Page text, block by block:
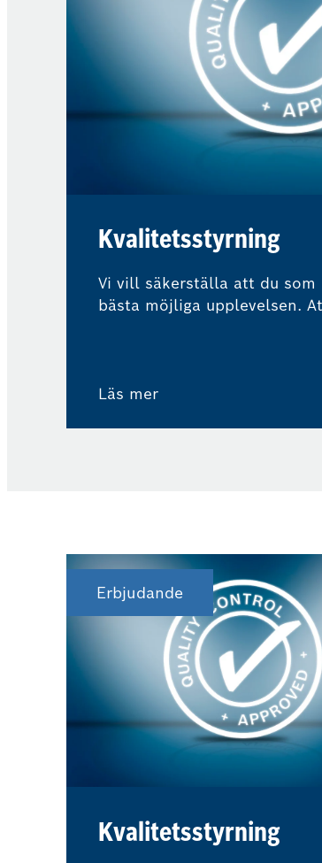
Kvalitetsstyrning
Vi vill säkerställa att du som
bästa möjliga upplevelsen.
Läs mer
Erbjudande
Kvalitetsstyrning